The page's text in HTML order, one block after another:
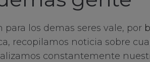
para los demas seres vale, por
recopilamos noticia sobre
constantemente